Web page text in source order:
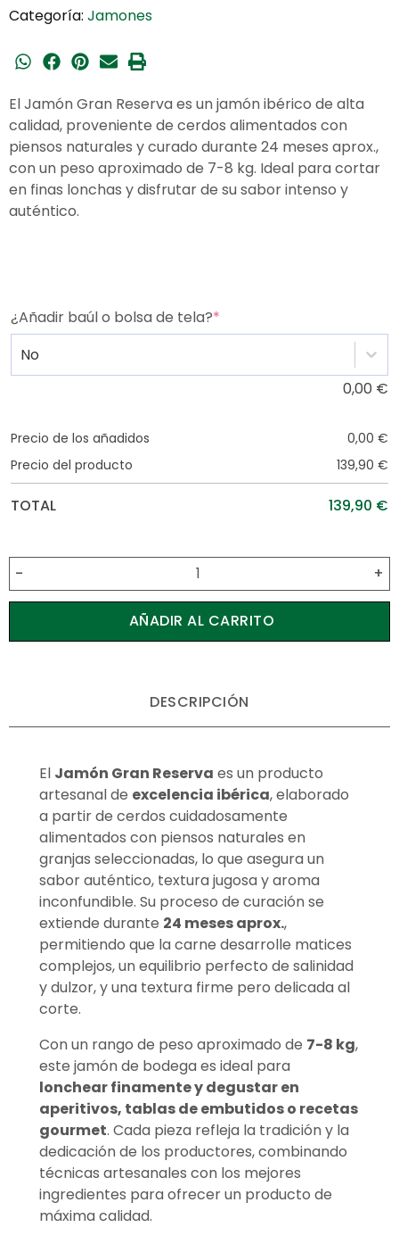
Categoría: Jamones
ElJamón Gran Reservaes un jamón ibérico de alta
calidad, proveniente de cerdos alimentados con
piensos naturales y curado durante 24 meses aprox.,
con un peso aproximado de 7-8 kg. Ideal para cortar
en finas lonchas y disfrutar de su sabor intenso y
auténtico.
¿Añadir baúl o bolsa de tela?*
No
0,00 €
Precio de los añadidos 0,00 €
Precio del producto
139,90 €
TOTAL 139,90 €
- +
AÑADIR AL CARRITO
DESCRIPCIÓN
El Jamón Gran Reserva es un producto
artesanal de excelencia ibérica, elaborado
a partir de cerdos cuidadosamente
alimentados con piensos naturales en
granjas seleccionadas, lo que asegura un
sabor auténtico, textura jugosa y aroma
inconfundible. Su proceso de curación se
extiende durante 24 meses aprox.,
permitiendo que la carne desarrolle matices
complejos, un equilibrio perfecto de salinidad
y dulzor, y una textura firme pero delicada al
corte.
Con un rango de peso aproximado de 7-8 kg,
este jamón de bodega es ideal para
lonchear finamente y degustar en
aperitivos, tablas de embutidos o recetas
gourmet. Cada pieza refleja la tradición y la
dedicación de los productores, combinando
técnicas artesanales con los mejores
ingredientes para ofrecer un producto de
máxima calidad.